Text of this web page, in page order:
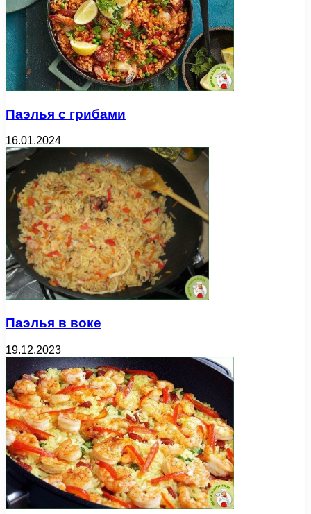
Паэлья с грибами
16.01.2024
Паэлья в воке
19.12.2023